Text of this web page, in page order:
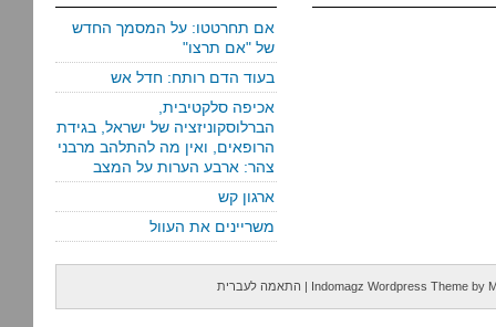
אם תחרטטו: על המסמך החדש
של "אם תרצו"
בעוד הדם רותח: חדל אש
אכיפה סלקטיבית,
הברלוסקוניזציה של ישראל, בגידת
הרופאים, ואין מה להתלהב מרבני
צהר: ארבע הערות על המצב
ארגון קש
משריינים את העוול
Indomagz Wordpress Theme by
| התאמה לעברית